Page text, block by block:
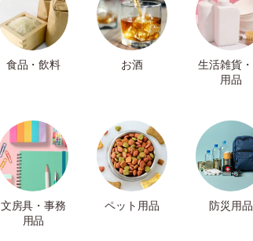
食品・飲料 お酒
生活雑貨
用品
文房具・事務
用品
ペット用品 防災用品